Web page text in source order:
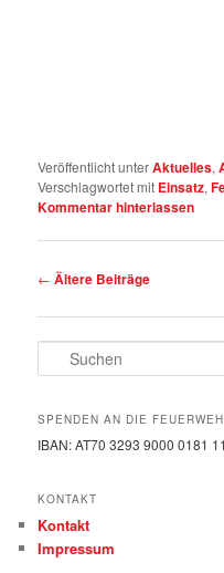
Veröffentlicht unterAktuelles,
Verschlagwortet mit Einsatz,
Kommentar hinterlassen
Artikelnavigation
← Ältere Beiträge
Suchen
SPENDEN AN DIE
IBAN: AT70 3293 9000 0181
KONTAKT
Kontakt
Impressum